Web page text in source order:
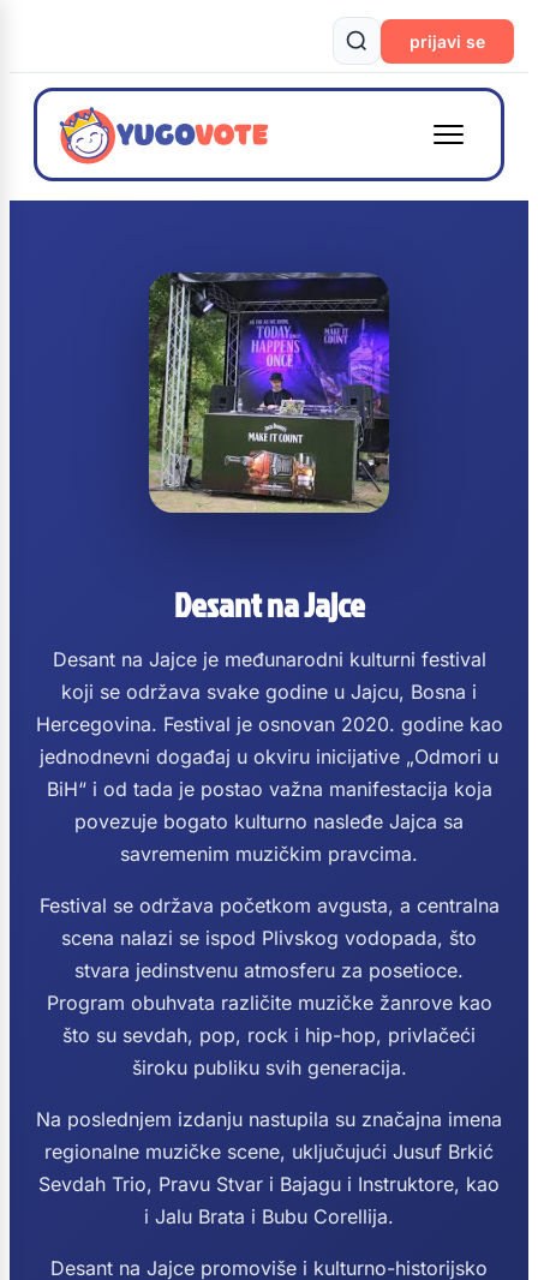
prijavi se
Desant na Jajce
Desant na Jajce je međunarodni kulturni festival
koji se održava svake godine u Jajcu, Bosna i
Hercegovina. Festival je osnovan 2020. godine kao
jednodnevni događaj u okviru inicijative „Odmori u
BiH“ i od tada je postao važna manifestacija koja
povezuje bogato kulturno nasleđe Jajca sa
savremenim muzičkim pravcima.
Festival se održava početkom avgusta, a centralna
scena nalazi se ispod Plivskog vodopada, što
stvara jedinstvenu atmosferu za posetioce.
Program obuhvata različite muzičke žanrove kao
što su sevdah, pop, rock i hip-hop, privlačeći
široku publiku svih generacija.
Na poslednjem izdanju nastupila su značajna imena
regionalne muzičke scene, uključujući Jusuf Brkić
Sevdah Trio, Pravu Stvar i Bajagu i Instruktore, kao
i Jalu Brata i Bubu Corellija.
Desant na Jajce promoviše i kulturno-historijsko